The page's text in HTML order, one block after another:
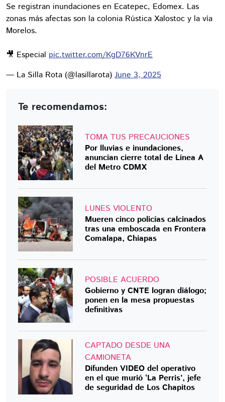
Se registran inundaciones en Ecatepec, Edomex. Las
zonas más afectas son la colonia Rústica Xalostoc y la vía
Morelos.
🎥 Especial pic.twitter.com/KgD76KVnrE
— La Silla Rota (@lasillarota) June 3, 2025
Te recomendamos:
TOMA TUS PRECAUCIONES
Por lluvias e inundaciones,
anuncian cierre total de Línea A
del Metro CDMX
LUNES VIOLENTO
Mueren cinco policías calcinados
tras una emboscada en Frontera
Comalapa, Chiapas
POSIBLE ACUERDO
Gobierno y CNTE logran diálogo;
ponen en la mesa propuestas
definitivas
CAPTADO DESDE UNA
CAMIONETA
Difunden VIDEO del operativo
en el que murió ‘La Perris’, jefe
de seguridad de Los Chapitos